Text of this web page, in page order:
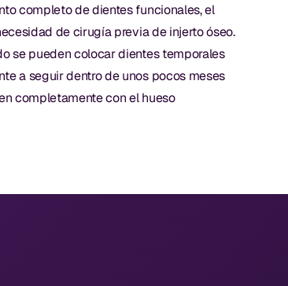
completo de dientes funcionales, el
de cirugía previa de injerto óseo.
se pueden colocar dientes temporales
a seguir dentro de unos pocos meses
completamente con el hueso